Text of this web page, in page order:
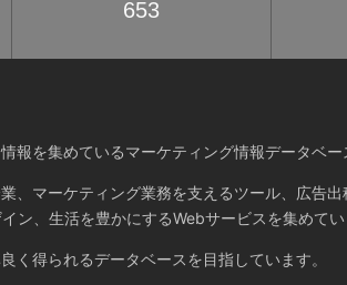
653
報を集めているマーケティング情報データベー
、マーケティング業務を支えるツール、広告出
ン、生活を豊かにするWebサービスを集めてい
く得られるデータベースを目指しています。